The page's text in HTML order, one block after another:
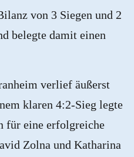
von 3 Siegen und 2
belegte damit einen
verlief äußerst
klaren 4:2-Sieg legte
für eine erfolgreiche
Zolna und Katharina